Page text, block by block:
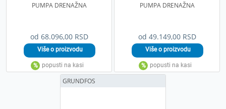
od 68.096,00 RSD
PUMPA DRENAŽNA
od 49.149,00 RSD
PUMPA DRENAŽNA
GRUNDFOS